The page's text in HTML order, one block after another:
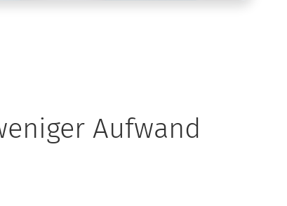
Aufwand